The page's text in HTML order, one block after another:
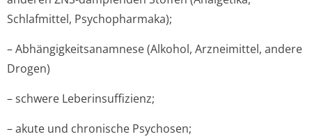
Schlafmittel, Psychopharmaka);
– Abhängigkeitsa­namnese (Alkohol, Arzneimittel, andere
Drogen)
– schwere Leberinsuffizienz;
– akute und chronische Psychosen;